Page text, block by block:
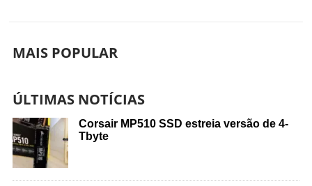
MAIS POPULAR
ÚLTIMAS NOTÍCIAS
Corsair MP510 SSD estreia versão de 4-
Tbyte